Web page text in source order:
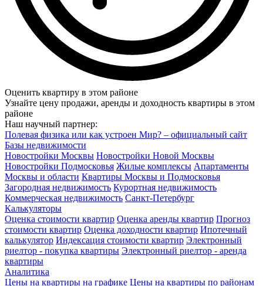
Оценить квартиру в этом районе
Узнайте цену продажи, аренды и доходность квартиры в этом
районе
Наш научный партнер:
Полевая физика или как устроен Мир? – официальный сайт
Базы недвижимости
Новостройки Москвы Новостройки Новой Москвы
Новостройки Подмосковья Жилые комплексы Апартаменты
Москвы и области Квартиры Москвы и Подмосковья
Загородная недвижимость Курортная недвижимость
Коммерческая недвижимость Санкт-Петербург
Калькуляторы
Оценка стоимости квартир Оценка аренды квартир Прогноз
стоимости квартир Оценка доходности квартир Ипотечный
калькулятор Индексация стоимости квартир Электронный
риелтор - покупка квартиры Электронный риелтор - аренда
квартиры
Аналитика
Цены на квартиры на графике Цены на квартиры по районам